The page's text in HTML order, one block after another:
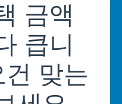
금액
큽니
맞는